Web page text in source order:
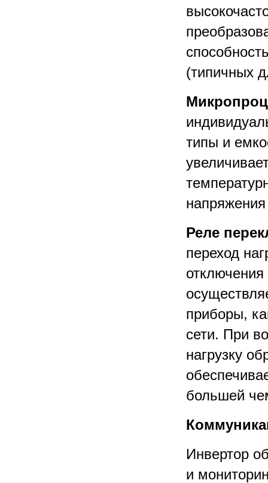
(типичных
типы и
Реле
переход
отключения
приборы,
сети. При
нагрузку
большей
Инвертор
и